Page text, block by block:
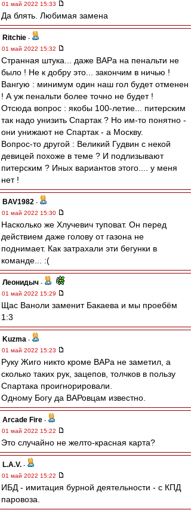
01 май 2022 15:33
Да блять. Любимая замена
Ritchie -
01 май 2022 15:32
Странная штука... даже ВАРа на пенальти не
было ! Не к добру это... закончим в ничью !
Вангую : минимум один наш гол будет отменен
! А уж пенальти более точно не будет !
Отсюда вопрос : якобы 100-летие... питерским
так надо унизить Спартак ? Но им-то понятно -
они унижают не Спартак - а Москву.
Вопрос-то другой : Великий Гудвин с некой
девицей похоже в теме ? И подлизывают
питерским ? Иных вариантов этого.... у меня
нет !
BAV1982 -
01 май 2022 15:30
Насколько же Хлучевич туповат. Он перед
действием даже голову от газона не
поднимает. Как затрахали эти бегунки в
команде... :(
Леонидыч -
01 май 2022 15:29
Щас Ваноли заменит Бакаева и мы проебём
1:3
Kuzma -
01 май 2022 15:23
Руку Жиго никто кроме ВАРа не заметил, а
сколько таких рук, зацепов, толчков в пользу
Спартака проигнорировали.
Одному Богу да ВАРовцам известно.
Arcade Fire -
01 май 2022 15:22
Это случайно не желто-красная карта?
L.А.V. -
01 май 2022 15:22
ИБД - имитация бурной деятельности - с КПД
паровоза.